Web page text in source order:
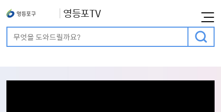
영등포TV
통합검색검색어 입력
메인비주얼